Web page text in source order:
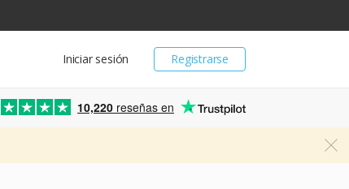
Registrarse
Iniciar sesión
10,220 reseñas en